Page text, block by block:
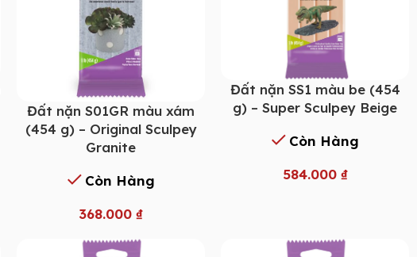
Đất nặn S01GR màu xám
(454 g) – Original Sculpey
Granite
Còn Hàng
368.000₫
Đất nặn SS1 màu be (454
g) – Super Sculpey Beige
Còn Hàng
584.000 ₫